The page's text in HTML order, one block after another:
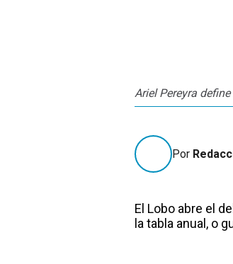
Ariel Pereyra
Por
El Lobo abre el
la tabla anual, o